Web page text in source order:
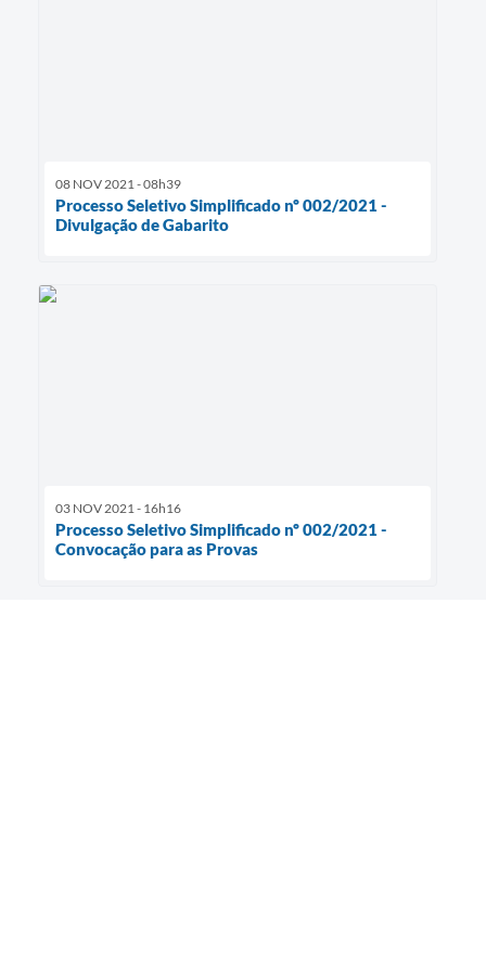
08 NOV 2021 - 08h39
Processo Seletivo Simplificado nº 002/2021 -
Divulgação de Gabarito
03 NOV 2021 - 16h16
Processo Seletivo Simplificado nº 002/2021 -
Convocação para as Provas